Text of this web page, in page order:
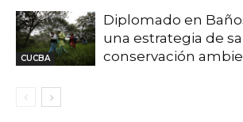
CUCBA
Diplomado en
una estrategia de
conservación